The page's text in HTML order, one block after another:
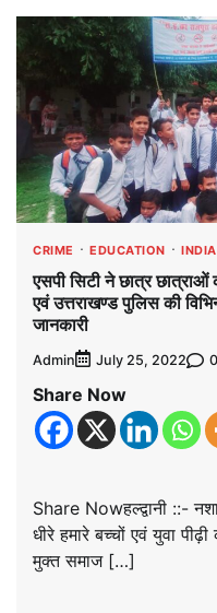
CRIME EDUCATION INDIA
एसपी सिटी ने छात्र छात्राओं
एवं उत्तराखण्ड पुलिस की
जानकारी
Admin July 25, 2022 0
Share Now
Share Nowहल्द्वानी ::-
धीरे हमारे बच्चों एवं युवा
मुक्त समाज […]